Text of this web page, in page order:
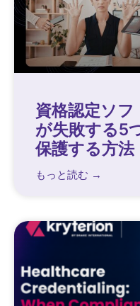
資格認定ソ
が失敗する5
保護する方法
もっと読む →